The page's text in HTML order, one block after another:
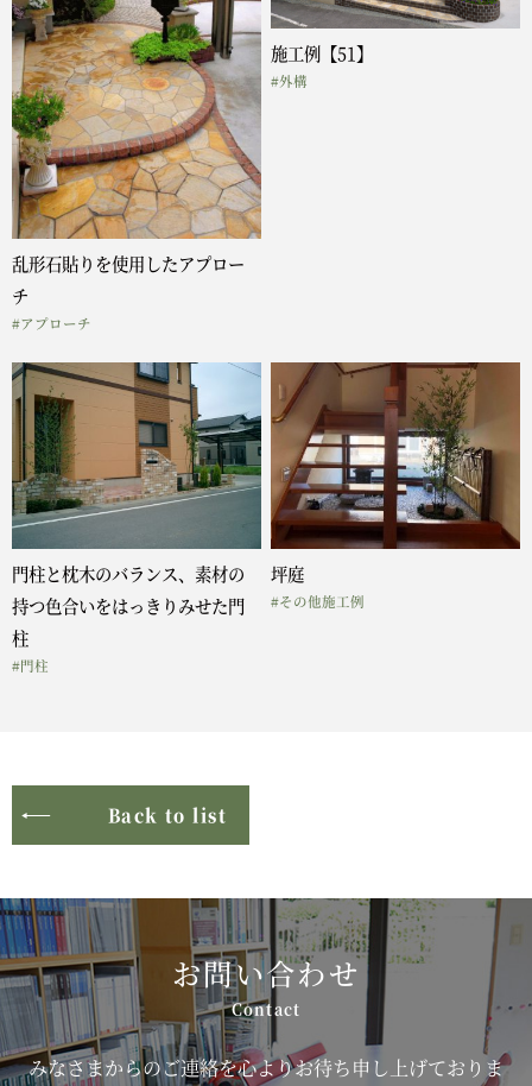
乱形石貼りを使用したアプロー
チ
#アプローチ
施工例【51】
#外構
門柱と枕木のバランス、素材の
持つ色合いをはっきりみせた門
柱
#門柱
坪庭
#その他施工例
Back to list
お問い合わせ
みなさまからのご連絡を心よりお待ち申し上げておりま